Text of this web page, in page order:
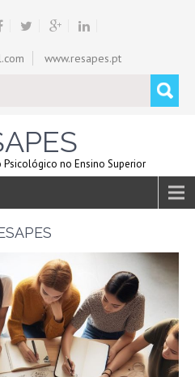
www.resapes.pt
Psicológico no Ensino Superior